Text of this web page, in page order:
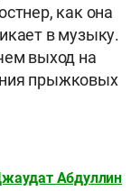
как она
в музыку.
выход на
прыжковых
Абдуллин